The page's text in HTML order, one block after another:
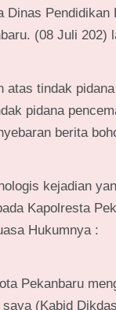
Dinas Pendidikan
(08 Juli 202)
atas tindak
pidana
berita
kejadian
Kapolresta
Hukumnya :
Pekanbaru
(Kabid